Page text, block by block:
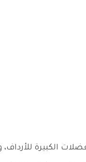
الكبيرة